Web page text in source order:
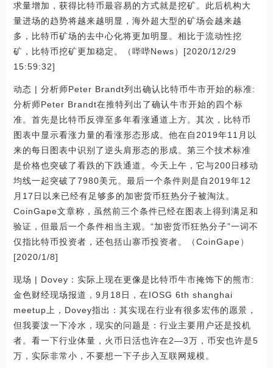
求量增加，获得比特币最容易的方式就是挖矿。此后机构大
量进场的趋势将越来越明显，海外超大型的矿场会越来越
多，比特币矿场的去中心化将更加明显。相比于流动性挖
矿，比特币挖矿更加稳定。（哔哔News）[2020/12/29
15:59:32]
动态 | 分析师Peter Brandt列出确认比特币牛市开始的标准:
分析师Peter Brandt在推特列出了确认牛市开始的四个标
准。首先是比特币反弹至多年看涨通道上方。其次，比特币
图表中显示看涨力量的看涨形态形成。他在自2019年11月以
来的每日图表中识别了逆头肩形态的形成。第三个技术标准
是价格也突破了看跌的下跌通道。今天上午，它与200日移动
均线一起突破了7980美元。最后一个条件则是自2019年12
月17日以来已经有足够多的加密货币狂热分子被淘汰。
CoinGape文章称，虽然前三个条件已经在图表上得到满足和
验证，但最后一个条件相当主观。“加密货币狂热分子”一词不
仅指比特币投资者，还包括山寨币投资者。（CoinGape）
[2020/1/8]
现场 | Dovey：实际上现在更像是比特币牛市掩饰下的熊市:
金色财经现场报道，9月18日，在IOSG 6th shanghai
meetup上，Dovey指出：其实现在行业有很多宏伟的愿景，
但我要泼一下冷水，现实的问题是：行业主要用户还是投机
者。看一下行业体量，火币日活也许在2—3万，币安也许是5
万，实际非常小，不要想一下子步入互联网规模。